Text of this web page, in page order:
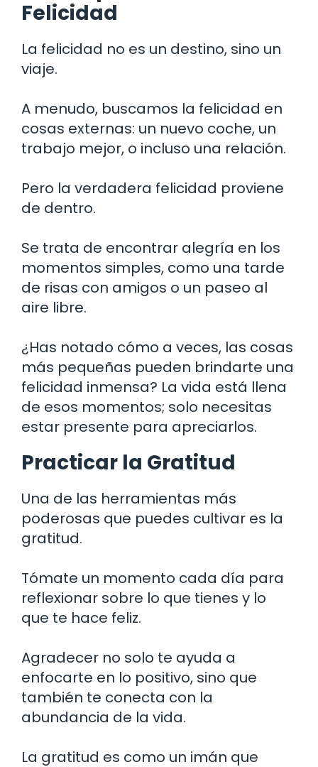
Felicidad
La felicidad no es un destino, sino un
viaje.
A menudo, buscamos la felicidad en
cosas externas: un nuevo coche, un
trabajo mejor, o incluso una relación.
Pero la verdadera felicidad proviene
de dentro.
Se trata de encontrar alegría en los
momentos simples, como una tarde
de risas con amigos o un paseo al
aire libre.
¿Has notado cómo a veces, las cosas
más pequeñas pueden brindarte una
felicidad inmensa? La vida está llena
de esos momentos; solo necesitas
estar presente para apreciarlos.
Practicar la Gratitud
Una de las herramientas más
poderosas que puedes cultivar es la
gratitud.
Tómate un momento cada día para
reflexionar sobre lo que tienes y lo
que te hace feliz.
Agradecer no solo te ayuda a
enfocarte en lo positivo, sino que
también te conecta con la
abundancia de la vida.
La gratitud es como un imán que